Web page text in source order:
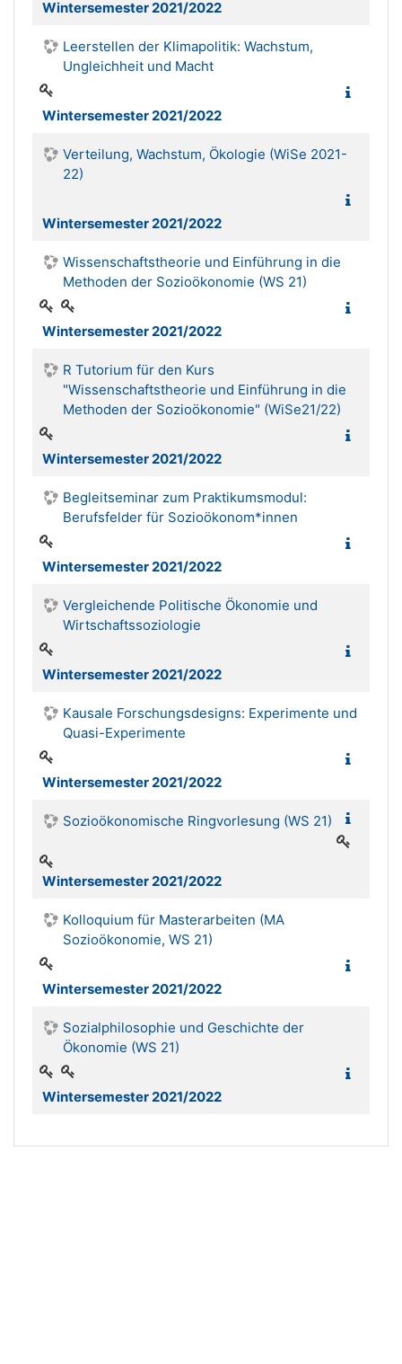
Wintersemester 2021/2022
Leerstellen der Klimapolitik: Wachstum,
Ungleichheit und Macht
Wintersemester 2021/2022
Verteilung, Wachstum, Ökologie (WiSe 2021-
22)
Wintersemester 2021/2022
Wissenschaftstheorie und Einführung in die
Methoden der Sozioökonomie (WS 21)
Wintersemester 2021/2022
R Tutorium für den Kurs
"Wissenschaftstheorie und Einführung in die
Methoden der Sozioökonomie" (WiSe21/22)
Wintersemester 2021/2022
Begleitseminar zum Praktikumsmodul:
Berufsfelder für Sozioökonom*innen
Wintersemester 2021/2022
Vergleichende Politische Ökonomie und
Wirtschaftssoziologie
Wintersemester 2021/2022
Kausale Forschungsdesigns: Experimente und
Quasi-Experimente
Wintersemester 2021/2022
Sozioökonomische Ringvorlesung (WS 21)
Wintersemester 2021/2022
Kolloquium für Masterarbeiten (MA
Sozioökonomie, WS 21)
Wintersemester 2021/2022
Sozialphilosophie und Geschichte der
Ökonomie (WS 21)
Wintersemester 2021/2022